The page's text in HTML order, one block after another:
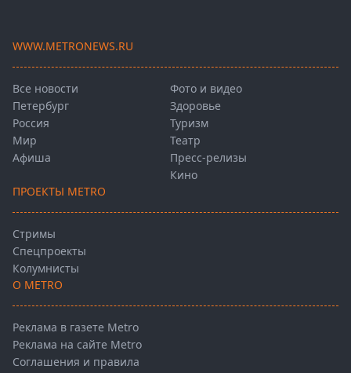
WWW.METRONEWS.RU
Все новости
Петербург
Россия
Мир
Афиша
Фото и видео
Здоровье
Туризм
Театр
Пресс-релизы
Кино
ПРОЕКТЫ METRO
Стримы
Спецпроекты
Колумнисты
О METRO
Реклама в газете Metro
Реклама на сайте Metro
Соглашения и правила